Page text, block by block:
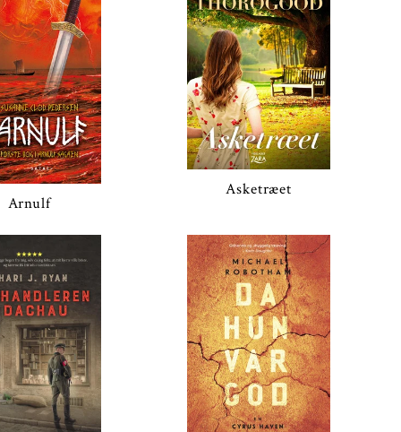
Arnulf
Asketræet